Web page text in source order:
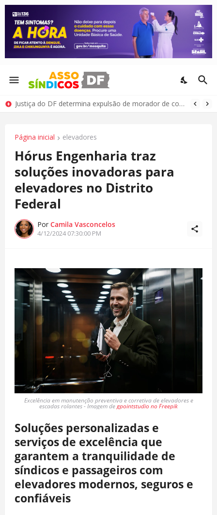
Justiça do DF determina expulsão de morador de condomínio por comportamento antissocial
Página inicial elevadores
Hórus Engenharia traz
soluções inovadoras para
elevadores no Distrito
Federal
Por Camila Vasconcelos
4/12/2024 07:30:00 PM
Excelência em manutenção preventiva e corretiva de elevadores e
escadas rolantes - Imagem degpointstudio no Freepik
Soluções personalizadas e
serviços de excelência que
garantem a tranquilidade de
síndicos e passageiros com
elevadores modernos, seguros e
confiáveis